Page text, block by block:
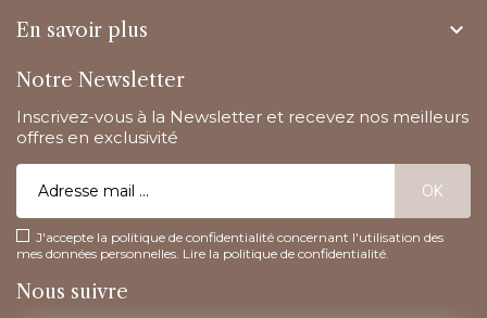
En savoir plus 
Notre Newsletter
Inscrivez-vous à la Newsletter et recevez nos meilleurs
offres en exclusivité
J'accepte la politique de confidentialité concernant l'utilisation des
mes données personnelles. Lire la politique de confidentialité.
Nous suivre